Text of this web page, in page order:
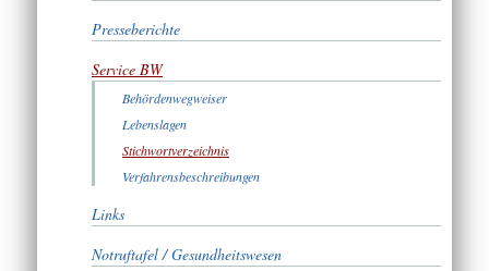
Presseberichte
Service BW
Behördenwegweiser
Lebenslagen
Stichwortverzeichnis
Verfahrensbeschreibungen
Links
Notruftafel / Gesundheitswesen